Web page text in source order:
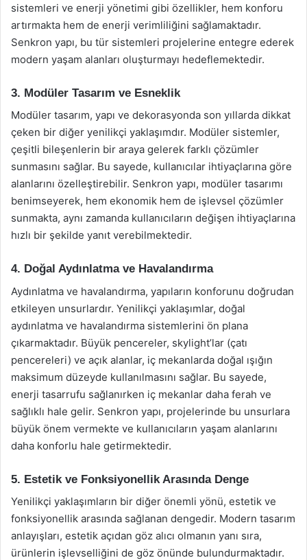
sistemleri ve enerji yönetimi gibi özellikler, hem konforu
artırmakta hem de enerji verimliliğini sağlamaktadır.
Senkron yapı, bu tür sistemleri projelerine entegre ederek
modern yaşam alanları oluşturmayı hedeflemektedir.
3. Modüler Tasarım ve Esneklik
Modüler tasarım, yapı ve dekorasyonda son yıllarda dikkat
çeken bir diğer yenilikçi yaklaşımdır. Modüler sistemler,
çeşitli bileşenlerin bir araya gelerek farklı çözümler
sunmasını sağlar. Bu sayede, kullanıcılar ihtiyaçlarına göre
alanlarını özelleştirebilir. Senkron yapı, modüler tasarımı
benimseyerek, hem ekonomik hem de işlevsel çözümler
sunmakta, aynı zamanda kullanıcıların değişen ihtiyaçlarına
hızlı bir şekilde yanıt verebilmektedir.
4. Doğal Aydınlatma ve Havalandırma
Aydınlatma ve havalandırma, yapıların konforunu doğrudan
etkileyen unsurlardır. Yenilikçi yaklaşımlar, doğal
aydınlatma ve havalandırma sistemlerini ön plana
çıkarmaktadır. Büyük pencereler, skylight’lar (çatı
pencereleri) ve açık alanlar, iç mekanlarda doğal ışığın
maksimum düzeyde kullanılmasını sağlar. Bu sayede,
enerji tasarrufu sağlanırken iç mekanlar daha ferah ve
sağlıklı hale gelir. Senkron yapı, projelerinde bu unsurlara
büyük önem vermekte ve kullanıcıların yaşam alanlarını
daha konforlu hale getirmektedir.
5. Estetik ve Fonksiyonellik Arasında Denge
Yenilikçi yaklaşımların bir diğer önemli yönü, estetik ve
fonksiyonellik arasında sağlanan dengedir. Modern tasarım
anlayışları, estetik açıdan göz alıcı olmanın yanı sıra,
ürünlerin işlevselliğini de göz önünde bulundurmaktadır.